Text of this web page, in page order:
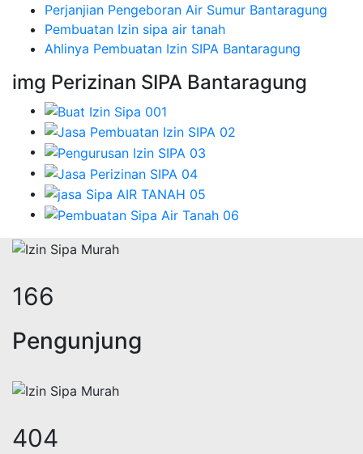
Perjanjian Pengeboran Air Sumur Bantaragung
Pembuatan Izin sipa air tanah
Ahlinya Pembuatan Izin SIPA Bantaragung
img Perizinan SIPA Bantaragung
219
Pengunjung
538